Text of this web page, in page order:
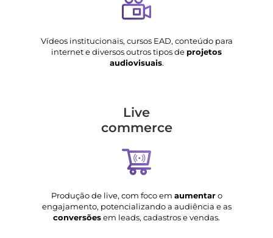
Vídeos institucionais, cursos EAD, conteúdo para
internet e diversos outros tipos de projetos
audiovisuais.
Live
commerce
Produção de live, com foco em aumentaro
engajamento, potencializando a audiência e as
conversõesem leads, cadastros e vendas.